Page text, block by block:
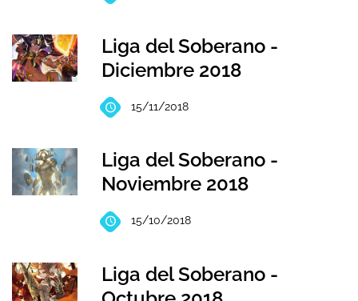
Liga del Soberano -
Diciembre 2018
15/11/2018
Liga del Soberano -
Noviembre 2018
15/10/2018
Liga del Soberano -